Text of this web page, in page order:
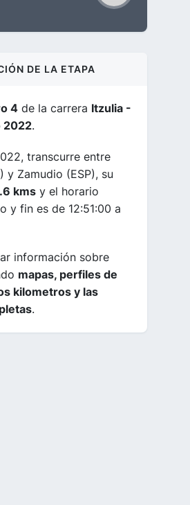
DE LA ETAPA
4 de la carrera Itzulia -
2022.
transcurre entre
y Zamudio (ESP), su
kms y el horario
y fin es de 12:51:00 a
información sobre
mapas, perfiles de
kilometros y las
.